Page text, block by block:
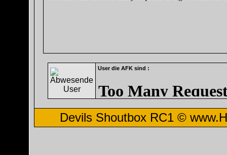
User die AFK sind :
Devils Shoutbox RC1 ©